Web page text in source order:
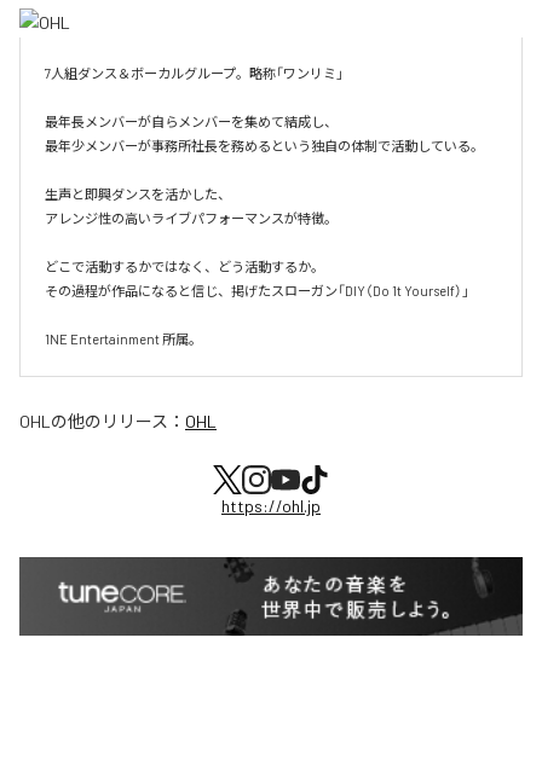
7人組ダンス＆ボーカルグループ。略称「ワンリミ」
最年長メンバーが自らメンバーを集めて結成し、
最年少メンバーが事務所社長を務めるという独自の体制で活動している。
生声と即興ダンスを活かした、
アレンジ性の高いライブパフォーマンスが特徴。
どこで活動するかではなく、どう活動するか。
その過程が作品になると信じ、掲げたスローガン「DIY（Do 1t Yourself）」
1NE Entertainment 所属。
OHL の他のリリース： OHL
https://ohl.jp